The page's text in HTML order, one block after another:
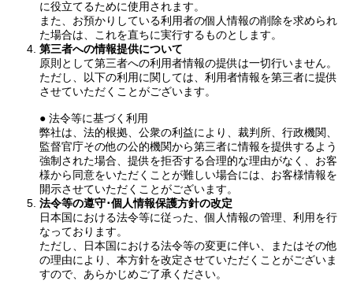
に役立てるために使用されます。
また、お預かりしている利用者の個人情報の削除を求められ
た場合は、これを直ちに実行するものとします。
第三者への情報提供について
原則として第三者への利用者情報の提供は一切行いません。
ただし、以下の利用に関しては、利用者情報を第三者に提供
させていただくことがございます。
● 法令等に基づく利用
弊社は、法的根拠、公衆の利益により、裁判所、行政機関、
監督官庁その他の公的機関から第三者に情報を提供するよう
強制された場合、提供を拒否する合理的な理由がなく、お客
様から同意をいただくことが難しい場合には、お客様情報を
開示させていただくことがございます。
法令等の遵守･個人情報保護方針の改定
日本国における法令等に従った、個人情報の管理、利用を行
なっております。
ただし、日本国における法令等の変更に伴い、またはその他
の理由により、本方針を改定させていただくことがございま
すので、あらかじめご了承ください。